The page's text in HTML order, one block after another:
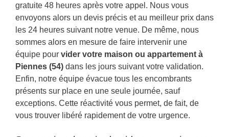
gratuite 48 heures après votre appel. Nous vous
envoyons alors un devis précis et au meilleur prix dans
les 24 heures suivant notre venue. De même, nous
sommes alors en mesure de faire intervenir une
équipe pour vider votre maison ou appartement à
Piennes (54) dans les jours suivant votre validation.
Enfin, notre équipe évacue tous les encombrants
présents sur place en une seule journée, sauf
exceptions. Cette réactivité vous permet, de fait, de
vous trouver libéré rapidement de votre urgence.